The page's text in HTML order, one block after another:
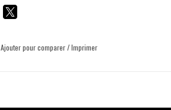
Ajouter pour comparer/Imprimer